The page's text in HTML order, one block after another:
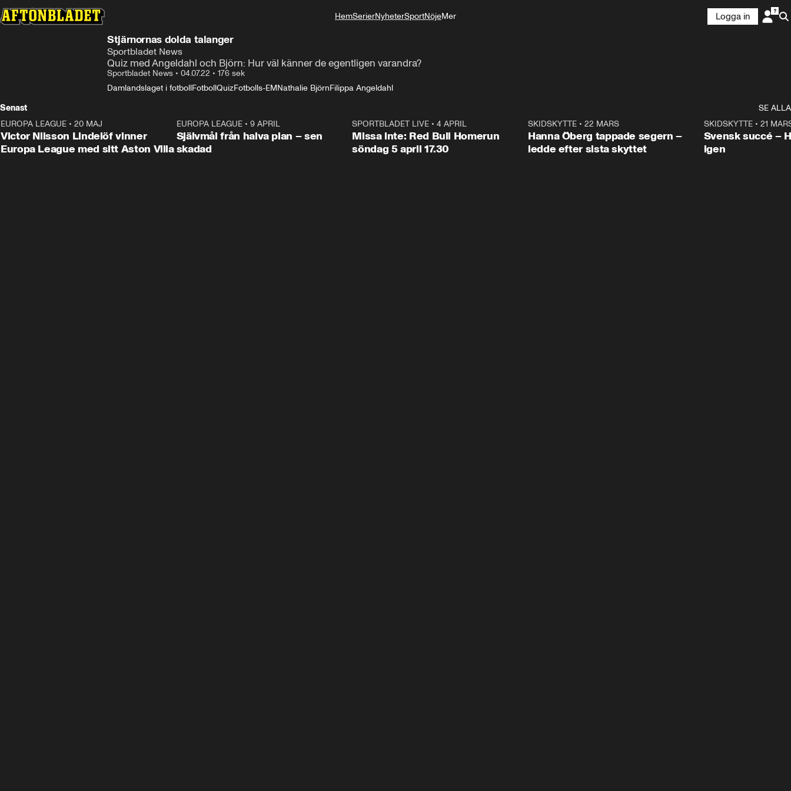
HemSerierNyheterSportNöjeMer
Logga in
Stjärnornas dolda talanger
Sportbladet News
Quiz med Angeldahl och Björn: Hur väl känner de egentligen varandra?
Sportbladet News • 04.07.22 • 176 sek
Damlandslaget i fotbollFotbollQuizFotbolls-EMNathalie BjörnFilippa Angeldahl
Senast
SE ALLA
EUROPA LEAGUE • 20 MAJ
Victor Nilsson Lindelöf vinner
Europa League med sitt Aston Villa
1:03
EUROPA LEAGUE• 9 APRIL
Självmål från halva plan – sen
skadad
SPORTBLADET LIVE •4 APRIL
Missa inte: Red Bull Homerun
söndag 5 april 17.30
SKIDSKYTTE• 22 MARS
Hanna Öberg tappade segern –
ledde efter sista skyttet
SKIDSKYTTE• 21
Svensk succé –
igen